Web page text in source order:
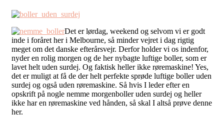
Det er lørdag, weekend og selvom vi er godt
inde i foråret her i Melbourne, så minder vejret i dag rigtig
meget om det danske efterårsvejr. Derfor holder vi os indenfor,
nyder en rolig morgen og de her nybagte luftige boller, som er
lavet helt uden surdej. Og faktisk heller ikke røremaskine! Yes,
det er muligt at få de der helt perfekte sprøde luftige boller uden
surdej og også uden røremaskine. Så hvis I leder efter en
opskrift på nogle nemme morgenboller uden surdej og heller
ikke har en røremaskine ved hånden, så skal I altså prøve denne
her.